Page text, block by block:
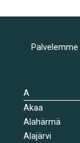
A
Akaa
Alahärmä
Alajärvi